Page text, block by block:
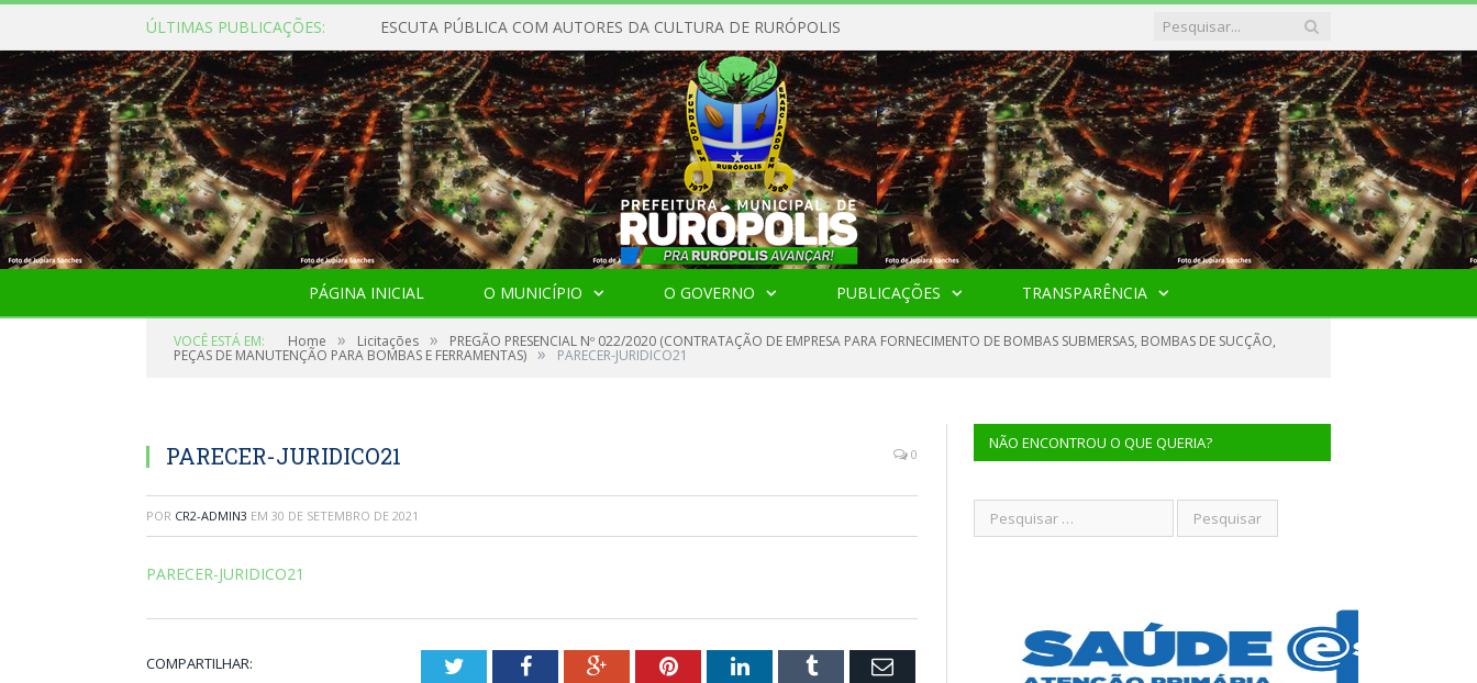
ÚLTIMAS PUBLICAÇÕES: ESCUTA PÚBLICA COM AUTORES DA CULTURA DE RURÓPOLIS
PÁGINA INICIAL O MUNICÍPIO O GOVERNO PUBLICAÇÕES TRANSPARÊNCIA
VOCÊ ESTÁ EM: Home » Licitações » PREGÃO PRESENCIAL Nº 022/2020 (CONTRATAÇÃO DE EMPRESA PARA FORNECIMENTO DE BOMBAS SUBMERSAS, BOMBAS DE SUCÇÃO,
PEÇAS DE MANUTENÇÃO PARA BOMBAS E FERRAMENTAS) » PARECER-JURIDICO21
PARECER-JURIDICO21 0
POR CR2-ADMIN3 EM 30 DE SETEMBRO DE 2021
PARECER-JURIDICO21
COMPARTILHAR: TwitterFacebookGoogle+PinterestLinkedInTumblr Email
NÃO ENCONTROU O QUE QUERIA?